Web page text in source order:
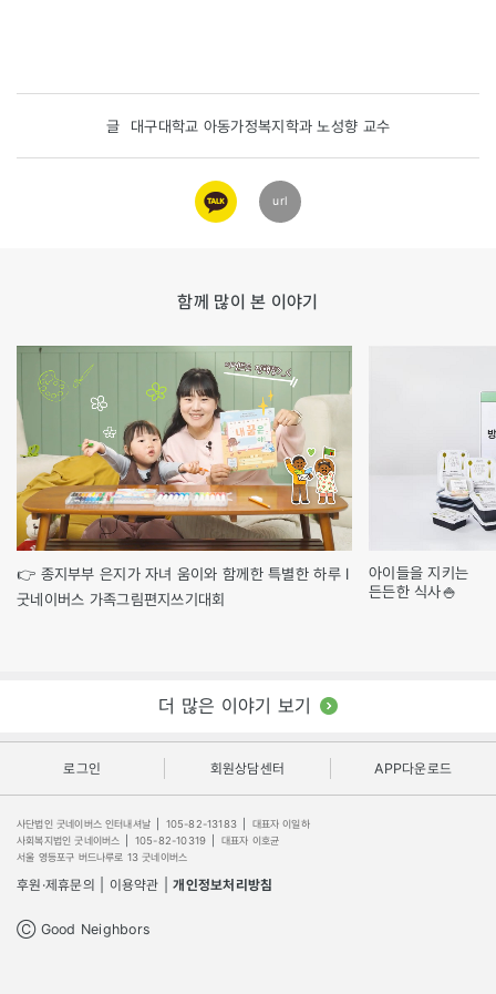
글 대구대학교 아동가정복지학과 노성향 교수
카카오
링크
url
함께 많이 본 이야기
👉 종지부부 은지가 자녀 움이와 함께한 특별한 하루 l
굿네이버스 가족그림편지쓰기대회
아이들을 지키는
든든한 식사🍚
더 많은 이야기 보기
로그인 회원상담센터 APP다운로드
사단법인 굿네이버스 인터내셔날 105-82-13183
대표자 이일하
사회복지법인 굿네이버스
105-82-10319
대표자 이호균
서울 영등포구 버드나루로 13 굿네이버스
후원·제휴문의 이용약관 개인정보처리방침
Ⓒ Good Neighbors